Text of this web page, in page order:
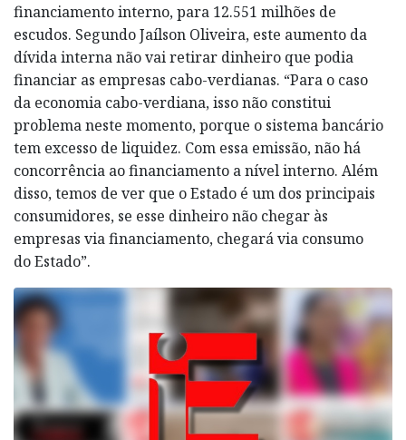
financiamento interno, para 12.551 milhões de
escudos. Segundo Jaílson Oliveira, este aumento da
dívida interna não vai retirar dinheiro que podia
financiar as empresas cabo-verdianas. “Para o caso
da economia cabo-verdiana, isso não constitui
problema neste momento, porque o sistema bancário
tem excesso de liquidez. Com essa emissão, não há
concorrência ao financiamento a nível interno. Além
disso, temos de ver que o Estado é um dos principais
consumidores, se esse dinheiro não chegar às
empresas via financiamento, chegará via consumo
do Estado”.